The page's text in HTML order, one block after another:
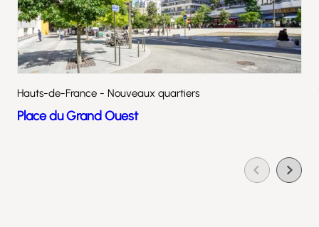
Hauts-de-France - Nouveaux quartiers
Place du Grand Ouest